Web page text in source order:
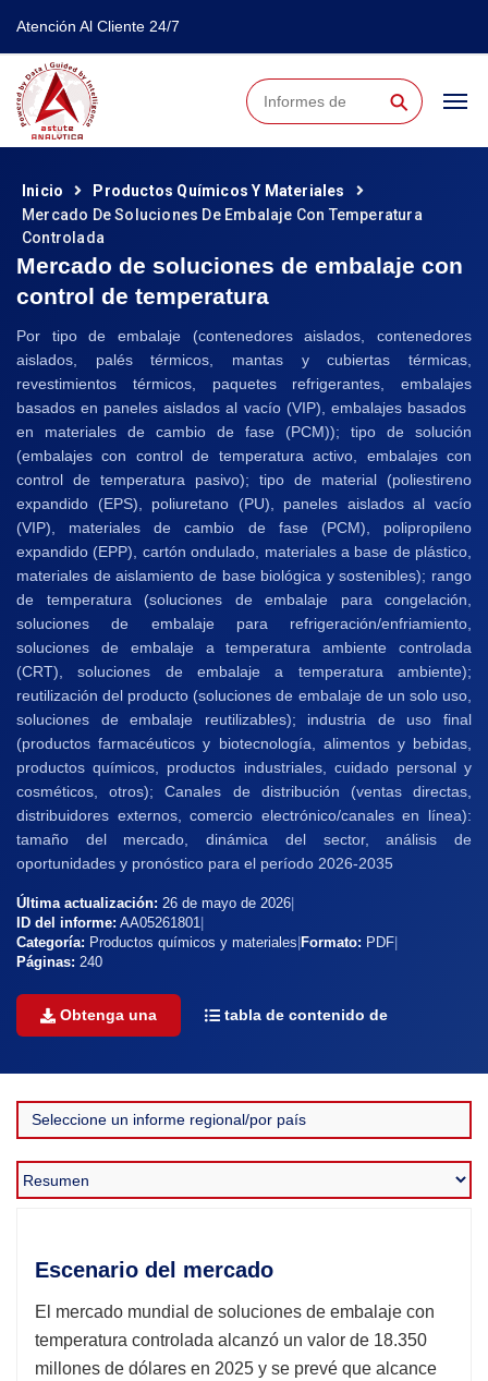
Atención Al Cliente 24/7
⚲
Inicio
Productos Químicos Y Materiales
Mercado De Soluciones De Embalaje Con Temperatura
Controlada
Mercado de soluciones de embalaje con
control de temperatura
Por tipo de embalaje (contenedores aislados, contenedores
aislados, palés térmicos, mantas y cubiertas térmicas,
revestimientos térmicos, paquetes refrigerantes, embalajes
basados ​​en paneles aislados al vacío (VIP), embalajes basados ​​
en materiales de cambio de fase (PCM)); tipo de solución
(embalajes con control de temperatura activo, embalajes con
control de temperatura pasivo); tipo de material (poliestireno
expandido (EPS), poliuretano (PU), paneles aislados al vacío
(VIP), materiales de cambio de fase (PCM), polipropileno
expandido (EPP), cartón ondulado, materiales a base de plástico,
materiales de aislamiento de base biológica y sostenibles); rango
de temperatura (soluciones de embalaje para congelación,
soluciones de embalaje para refrigeración/enfriamiento,
soluciones de embalaje a temperatura ambiente controlada
(CRT), soluciones de embalaje a temperatura ambiente);
reutilización del producto (soluciones de embalaje de un solo uso,
soluciones de embalaje reutilizables); industria de uso final
(productos farmacéuticos y biotecnología, alimentos y bebidas,
productos químicos, productos industriales, cuidado personal y
cosméticos, otros); Canales de distribución (ventas directas,
distribuidores externos, comercio electrónico/canales en línea):
tamaño del mercado, dinámica del sector, análisis de
oportunidades y pronóstico para el período 2026-2035
Última actualización: 26 de mayo de 2026
ID del informe: AA05261801
Categoría: Productos químicos y materiales Formato: PDF
Páginas: 240
Obtenga una tabla de contenido de
Escenario del mercado
El mercado mundial de soluciones de embalaje con
temperatura controlada alcanzó un valor de 18.350
millones de dólares en 2025 y se prevé que alcance